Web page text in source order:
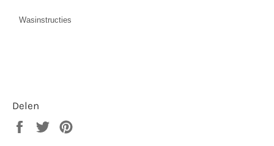
Wasinstructies
Delen
Delen
Twitteren